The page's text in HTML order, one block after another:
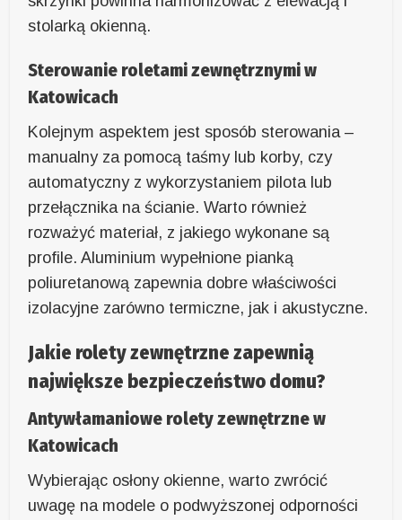
stolarką okienną.
Sterowanie roletami zewnętrznymi w
Katowicach
Kolejnym aspektem jest sposób sterowania –
manualny za pomocą taśmy lub korby, czy
automatyczny z wykorzystaniem pilota lub
przełącznika na ścianie. Warto również
rozważyć materiał, z jakiego wykonane są
profile. Aluminium wypełnione pianką
poliuretanową zapewnia dobre właściwości
izolacyjne zarówno termiczne, jak i akustyczne.
Jakie rolety zewnętrzne zapewnią
największe bezpieczeństwo domu?
Antywłamaniowe rolety zewnętrzne w
Katowicach
Wybierając osłony okienne, warto zwrócić
uwagę na modele o podwyższonej odporności